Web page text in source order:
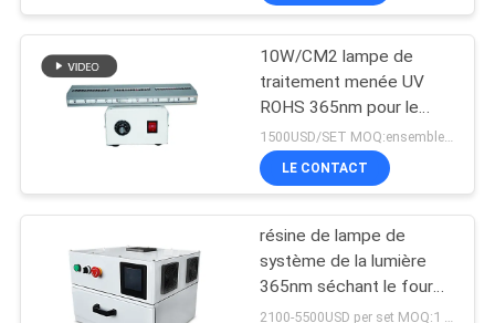
10W/CM2 lampe de
traitement menée UV
ROHS 365nm pour le
revêtement de résine
1500USD/SET MOQ:ensembles 1
LE CONTACT
résine de lampe de
système de la lumière
365nm séchant le four
de traitement mené UV 2100-5500USD per set MOQ:1 ensemble